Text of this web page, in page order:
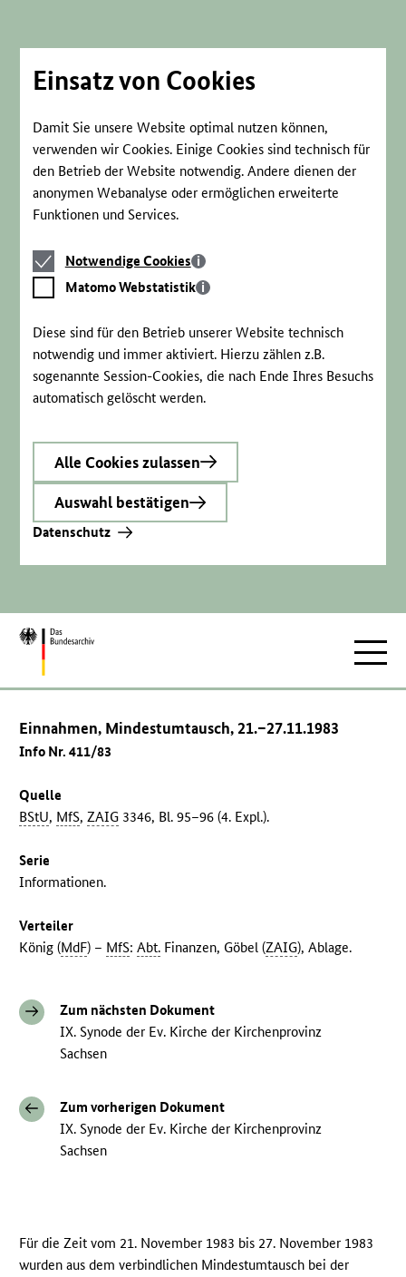
Einsatz von Cookies
Damit Sie unsere Website optimal nutzen können,
verwenden wir Cookies. Einige Cookies sind technisch für
den Betrieb der Website notwendig. Andere dienen der
anonymen Webanalyse oder ermöglichen erweiterte
Funktionen und Services.
Notwendige
Cookies
Notwendige Cookies
Matomo
Webstatistik
Matomo Webstatistik
Diese sind für den Betrieb unserer Website technisch
notwendig und immer aktiviert. Hierzu zählen z.B.
sogenannte Session-Cookies, die nach Ende Ihres Besuchs
automatisch gelöscht werden.
Alle Cookies zulassen
Auswahl bestätigen
Datenschutz
Zur
Einnahmen, Mindestumtausch, 21.–27.11.1983
Info Nr. 411/83
Quelle
BStU, MfS,ZAIG 3346, Bl. 95–96 (4. Expl.).
Serie
Informationen.
Verteiler
König (MdF) – MfS:Abt. Finanzen, Göbel (ZAIG), Ablage.
Zum nächsten Dokument
IX. Synode der Ev. Kirche der Kirchenprovinz
Sachsen
Zum vorherigen Dokument
IX. Synode der Ev. Kirche der Kirchenprovinz
Sachsen
Für die Zeit vom 21. November 1983 bis 27. November 1983
wurden aus dem verbindlichen Mindestumtausch bei der